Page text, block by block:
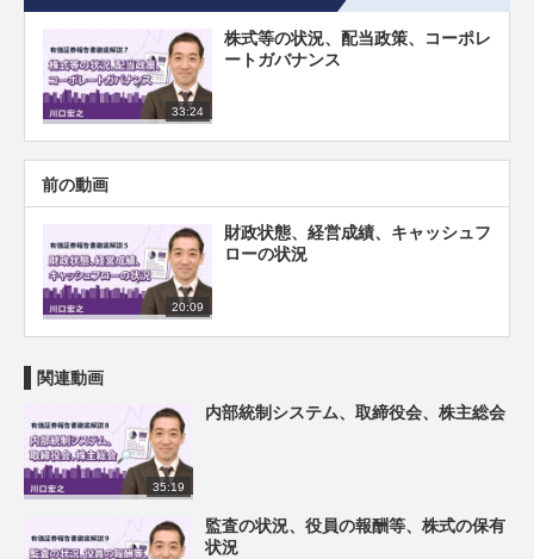
33:24
株式等の状況、配当政策、コーポレ
ートガバナンス
前の動画
20:09
財政状態、経営成績、キャッシュフ
ローの状況
関連動画
35:19
内部統制システム、取締役会、株主総会
監査の状況、役員の報酬等、株式の保有
状況